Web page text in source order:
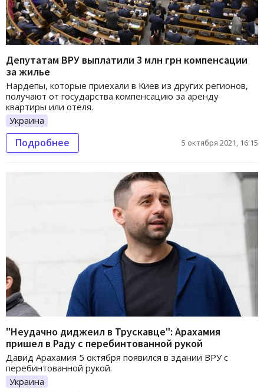
Депутатам ВРУ выплатили 3 млн грн компенсации
за жилье
Нардепы, которые приехали в Киев из других регионов,
получают от государства компенсацию за аренду
квартиры или отеля.
Украина
Подробнее 5 октября 2021, 16:15
"Неудачно диджеил в Трускавце": Арахамия
пришел в Раду с перебинтованной рукой
Давид Арахамия 5 октября появился в здании ВРУ с
перебинтованной рукой.
Украина